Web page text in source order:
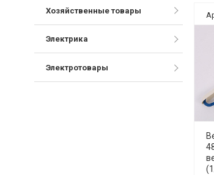
Хозяйственные товары
Электрика
Электротовары